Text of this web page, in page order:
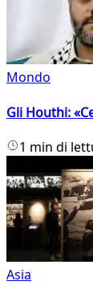
Mondo
Gli Houthi:
1 min di
Asia